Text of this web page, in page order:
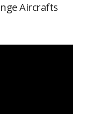
Aircrafts